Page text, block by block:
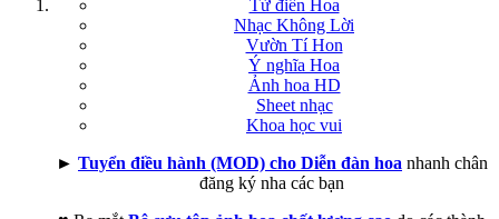
Từ điển Hoa
Nhạc Không Lời
Vườn Tí Hon
Ý nghĩa Hoa
Ảnh hoa HD
Sheet nhạc
Khoa học vui
► Tuyển điều hành (MOD) cho Diễn đàn hoa nhanh chân
đăng ký nha các bạn